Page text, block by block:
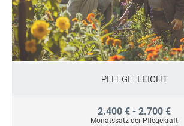
PFLEGE: LEICHT
2.400 € - 2.700 €
Monatssatz der Pflegekraft